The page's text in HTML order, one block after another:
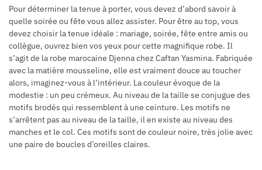
Pour déterminer la tenue à porter, vous devez d’abord savoir à
quelle soirée ou fête vous allez assister. Pour être au top, vous
devez choisir la tenue idéale : mariage, soirée, fête entre amis ou
collègue, ouvrez bien vos yeux pour cette magnifique robe. Il
s’agit de la robe marocaine Djenna chez Caftan Yasmina. Fabriquée
avec la matière mousseline, elle est vraiment douce au toucher
alors, imaginez-vous à l’intérieur. La couleur évoque de la
modestie : un peu crémeux. Au niveau de la taille se conjugue des
motifs brodés qui ressemblent à une ceinture. Les motifs ne
s’arrêtent pas au niveau de la taille, il en existe au niveau des
manches et le col. Ces motifs sont de couleur noire, très jolie avec
une paire de boucles d’oreilles claires.